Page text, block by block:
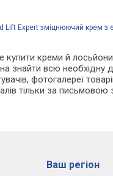
Lift Expert зміцнюючий крем з
купити креми й
знайти всю необхідну
фотогалереї
тільки за письмовою
Ваш регіон